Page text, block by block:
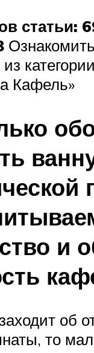
статьи:
категории
Кафель»
и
об
то